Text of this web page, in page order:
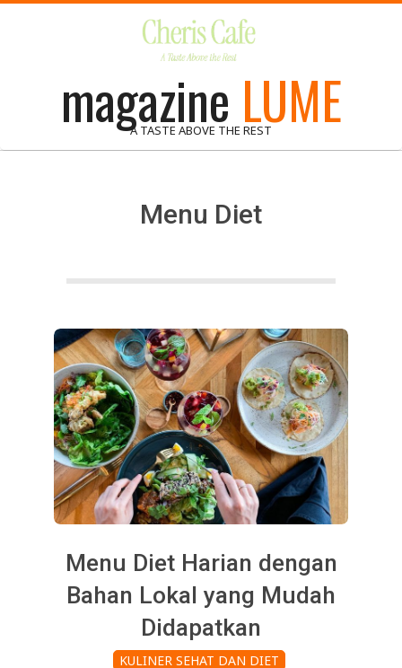
magazine LUME
A TASTE ABOVE THE REST
Menu Diet
Menu Diet Harian dengan
Bahan Lokal yang Mudah
Didapatkan
KULINER SEHAT DAN DIET